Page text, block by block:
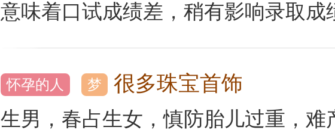
意味着口试成绩差，稍有影响录取成
怀孕的人 梦 很多珠宝首饰
生男，春占生女，慎防胎儿过重，难